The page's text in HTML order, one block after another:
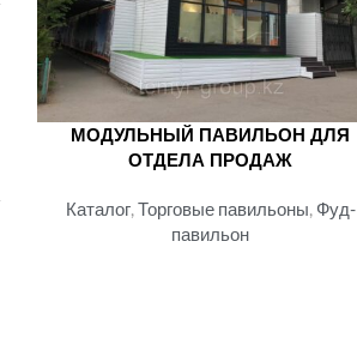
МОДУЛЬНЫЙ ПАВИЛЬОН ДЛЯ
ОТДЕЛА ПРОДАЖ
Каталог, Торговые павильоны Фуд-
павильон